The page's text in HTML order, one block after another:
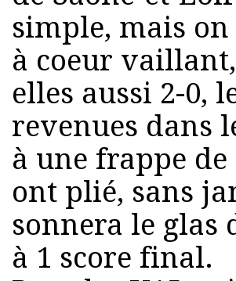
simple, mais
à coeur
elles aussi 2-0,
revenues dans
à une frappe
ont plié, sans
sonnera le glas
à 1 score final.